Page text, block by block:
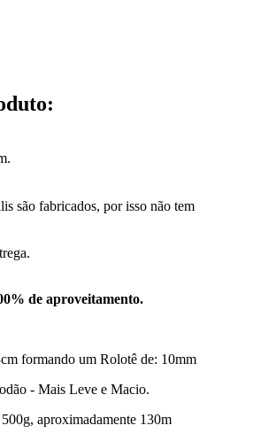
:
são fabricados, por isso não tem
de aproveitamento.
formando um Rolotê de: 10mm
- Mais Leve e Macio.
aproximadamente 130m